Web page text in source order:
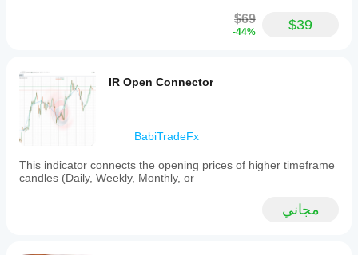
$69
-44% $39
IR Open Connector
BabiTradeFx
This indicator connects the opening prices of higher timeframe
candles (Daily, Weekly, Monthly, or
مجاني